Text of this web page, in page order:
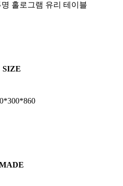
홀로그램 유리 테이블
SIZE